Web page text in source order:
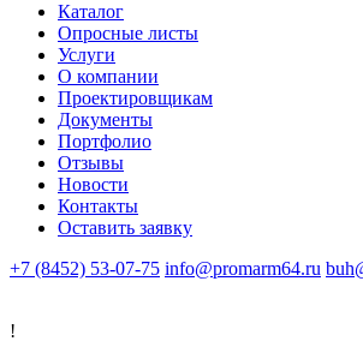
Каталог
Опросные листы
Услуги
О компании
Проектировщикам
Документы
Портфолио
Отзывы
Новости
Контакты
Оставить заявку
+7 (8452) 53-07-75 info@promarm64.ru
!